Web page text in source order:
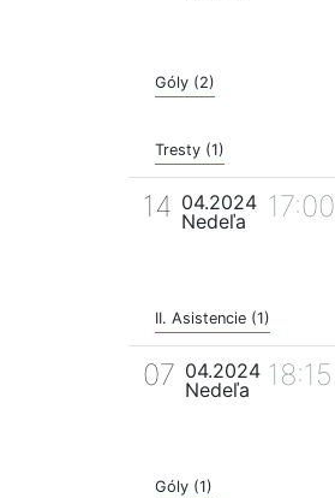
Góly (2)
Tresty (1)
14 04.2024
Nedeľa
17:00
II. Asistencie (1)
07 04.2024
Nedeľa
18:15
Góly (1)